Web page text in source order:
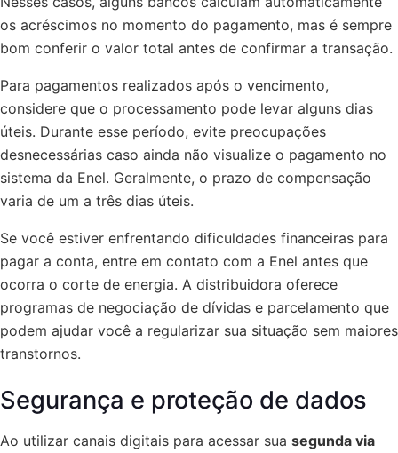
os acréscimos no momento do pagamento, mas é sempre
bom conferir o valor total antes de confirmar a transação.
Para pagamentos realizados após o vencimento,
considere que o processamento pode levar alguns dias
úteis. Durante esse período, evite preocupações
desnecessárias caso ainda não visualize o pagamento no
sistema da Enel. Geralmente, o prazo de compensação
varia de um a três dias úteis.
Se você estiver enfrentando dificuldades financeiras para
pagar a conta, entre em contato com a Enel antes que
ocorra o corte de energia. A distribuidora oferece
programas de negociação de dívidas e parcelamento que
podem ajudar você a regularizar sua situação sem maiores
transtornos.
Segurança e proteção de dados
Ao utilizar canais digitais para acessar sua segunda via